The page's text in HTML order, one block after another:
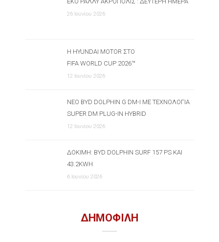
26 Ιουνίου 2026
Η HYUNDAI MOTOR ΣΤΟ
FIFA WORLD CUP 2026™
12 Ιουνίου 2026
ΝΈΟ BYD DOLPHIN G DM-I ΜΕ ΤΕΧΝΟΛΟΓΊΑ
SUPER DM PLUG-IN HYBRID
12 Ιουνίου 2026
ΔΟΚΙΜΉ: BYD DOLPHIN SURF 157 PS ΚΑΙ
43.2KWH
6 Ιουνίου 2026
ΔΗΜΟΦΙΛΗ